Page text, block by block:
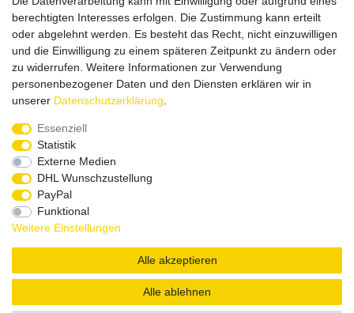
Versandpartner
Service & Kontakt
Rufen Sie uns an unter:
0375 - 21459172
Widerrufsrecht | Datenschutzerklärung | AGB | Impressum
Copyright by König Design
DESIGNED BYKS-COMMERCE
berechtigten Interesses erfolgen. Die Zustimmung kann erteilt
oder abgelehnt werden. Es besteht das Recht, nicht einzuwilligen
und die Einwilligung zu einem späteren Zeitpunkt zu ändern oder
zu widerrufen. Weitere Informationen zur Verwendung
personenbezogener Daten und den Diensten erklären wir in
unserer Daten­schutz­erklärung
Essenziell
Statistik
Externe Medien
DHL Wunschzustellung
PayPal
Funktional
Weitere Einstellungen
Alle akzeptieren
Alle ablehnen